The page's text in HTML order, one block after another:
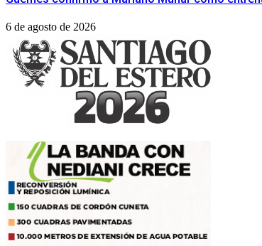
6 de agosto de 2026